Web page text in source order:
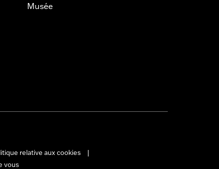
Musée
relative aux cookies
vous